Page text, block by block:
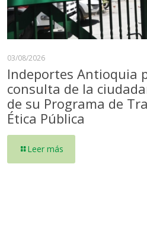
03/08/2026
Indeportes Antioquia
consulta de la
de su Programa de
Ética Pública
Leer más